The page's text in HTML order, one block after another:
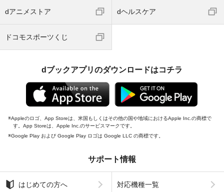
dアニメストア dヘルスケア
ドコモスポーツくじ
dブックアプリのダウンロードはコチラ
Appleのロゴ、App Storeは、米国もしくはその他の国や地域におけるApple Inc.の商標で
す。App Storeは、Apple Inc.のサービスマークです。
Google Play および Google Play ロゴは Google LLC の商標です。
サポート情報
はじめての方へ 対応機種一覧